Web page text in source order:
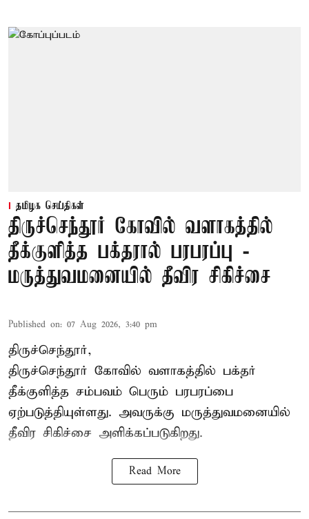
தமிழக செய்திகள்
திருச்செந்தூர் கோவில் வளாகத்தில்
தீக்குளித்த பக்தரால் பரபரப்பு -
மருத்துவமனையில் தீவிர சிகிச்சை
Published on: 07 Aug 2026, 3:40 pm
திருச்செந்தூர்,
திருச்செந்தூர் கோவில் வளாகத்தில் பக்தர்
தீக்குளித்த சம்பவம் பெரும் பரபரப்பை
ஏற்படுத்தியுள்ளது. அவருக்கு மருத்துவமனையில்
தீவிர சிகிச்சை அளிக்கப்படுகிறது.
Read More